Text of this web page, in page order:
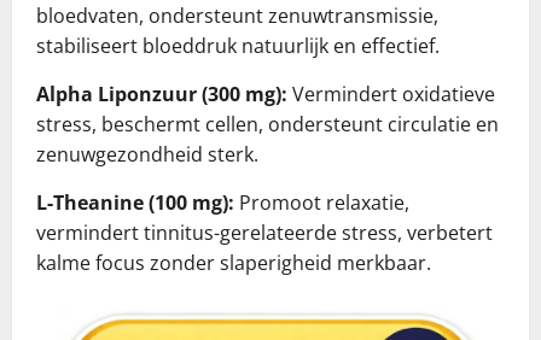
bloedvaten, ondersteunt zenuwtransmissie,
stabiliseert bloeddruk natuurlijk en effectief.
Alpha Liponzuur (300 mg): Vermindert oxidatieve
stress, beschermt cellen, ondersteunt circulatie en
zenuwgezondheid sterk.
L-Theanine (100 mg): Promoot relaxatie,
vermindert tinnitus-gerelateerde stress, verbetert
kalme focus zonder slaperigheid merkbaar.